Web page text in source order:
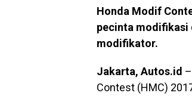
Honda Modif
pecinta modifikasi
modifikator.
Jakarta, Autos.id
Contest (HMC)